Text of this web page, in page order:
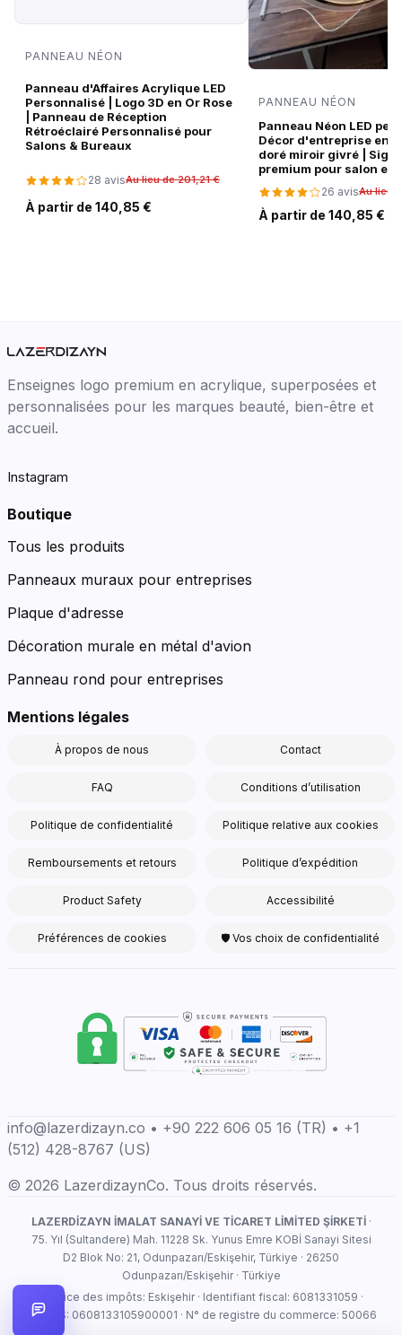
PANNEAU NÉON
Panneau d'Affaires Acrylique LED
Personnalisé | Logo 3D en Or Rose
| Panneau de Réception
Rétroéclairé Personnalisé pour
Salons & Bureaux
28 avisAu lieu de 201,21 €
À partir de 140,85 €
PANNEAU NÉON
Panneau Néon LED
Décor d'entreprise en
doré miroir givré |
premium pour salon et
26 avisAu lieu
À partir de 140,85 €
Enseignes logo premium en acrylique, superposées et
personnalisées pour les marques beauté, bien-être et
accueil.
Instagram
Boutique
Tous les produits
Panneaux muraux pour entreprises
Plaque d'adresse
Décoration murale en métal d'avion
Panneau rond pour entreprises
Mentions légales
À propos de nous Contact
FAQ Conditions d’utilisation
Politique de confidentialité Politique relative aux cookies
Remboursements et retours Politique d’expédition
Product Safety Accessibilité
Préférences de cookies 🛡 Vos choix de confidentialité
info@lazerdizayn.co • +90 222 606 05 16 (TR) • +1
(512) 428-8767 (US)
© 2026 LazerdizaynCo. Tous droits réservés.
LAZERDİZAYN İMALAT SANAYİ VE TİCARET LİMİTED ŞİRKETİ·
75. Yıl (Sultandere) Mah. 11228 Sk. Yunus Emre KOBİ Sanayi Sitesi
D2 Blok No: 21, Odunpazarı/Eskişehir, Türkiye · 26250
Odunpazarı/Eskişehir · Türkiye
Service des impôts: Eskişehir · Identifiant fiscal: 6081331059 ·
MERSIS: 0608133105900001 · N° de registre du commerce: 50066